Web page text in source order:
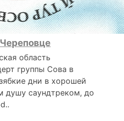
область
группы Сова в
дни в хорошей
душу саундтреком, до